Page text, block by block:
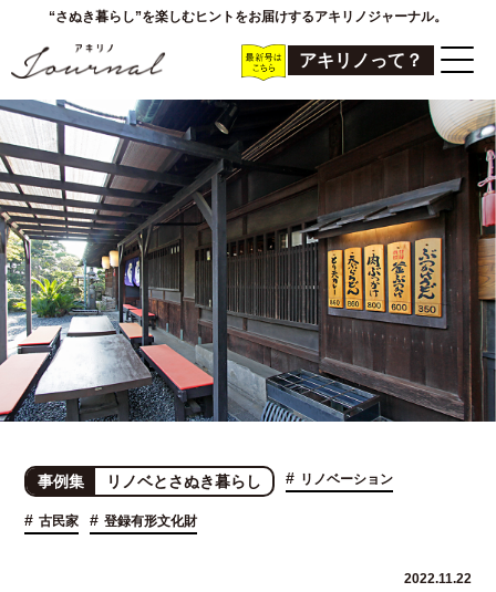
“さぬき暮らし”を楽しむヒントをお届けするアキリノジャーナル。
アキリノって？
事例集 リノベとさぬき暮らし # リノベーション
# 古民家 # 登録有形文化財
2022.11.22